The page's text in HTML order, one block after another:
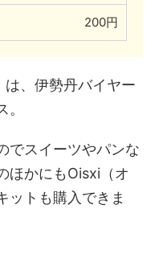
200円
は、伊勢丹バイヤー
でスイーツやパンな
ほかにもOisxi（オ
ットも購入できま